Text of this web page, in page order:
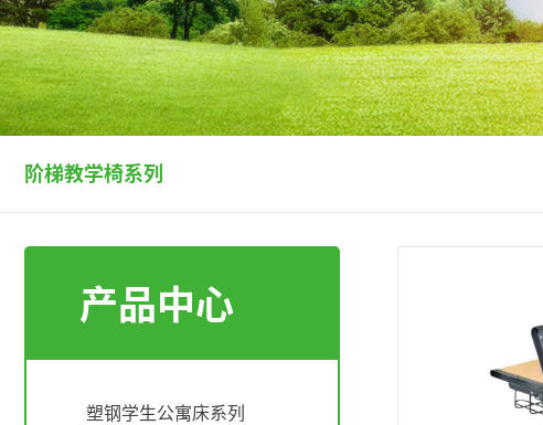
阶梯教学椅系列
产品中心
塑钢学生公寓床系列